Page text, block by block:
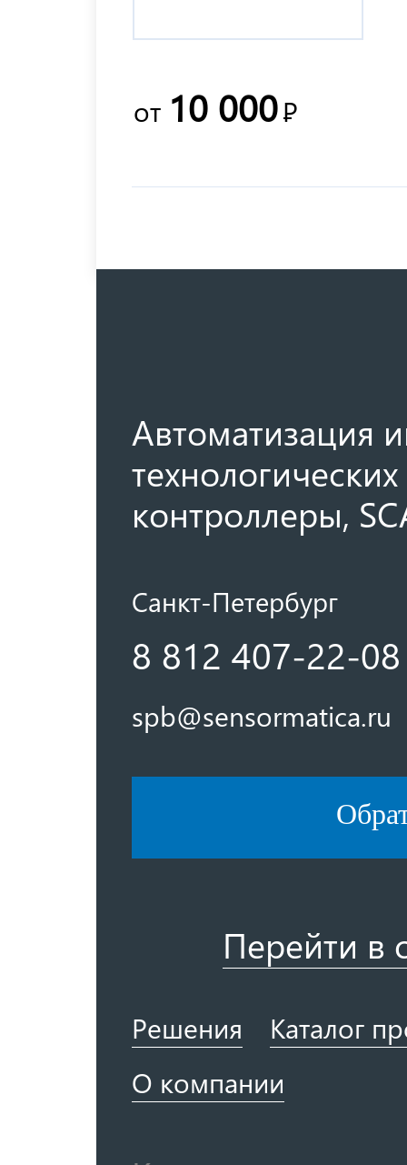
от 10 000Р
Автоматизация
контроллеры,
Санкт-Петербург
8 812 407-22-08
spb@sensormatica.ru
Перейти в
Решения
Каталог
О компании